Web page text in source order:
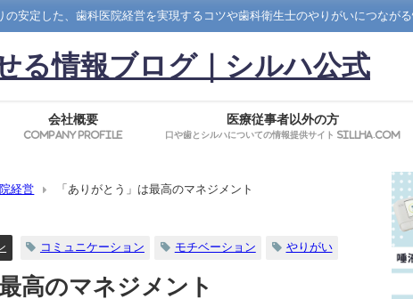
の安定した、歯科医院経営を実現するコツや歯科衛生士のやりがいにつながる
る情報ブログ｜シルハ公式
会社概要
Company Profile
医療従事者以外の方
口や歯とシルハについての情報提供サイト SillHa.com
経営 「ありがとう」は最高のマネジメント
コミュニケーション モチベーション やりがい
高のマネジメント